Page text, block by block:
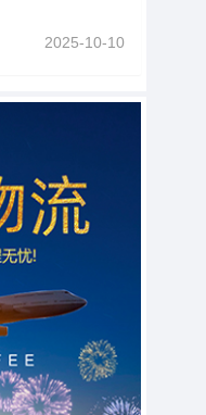
2025-10-10